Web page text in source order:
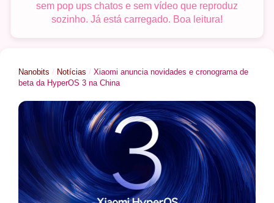
sem pop ups chatos e sem vídeo que reproduz
sozinho. Já está carregado. Boa leitura!
Nanobits / Notícias / Xiaomi anuncia novidades e cronograma de
beta da HyperOS 3 na China